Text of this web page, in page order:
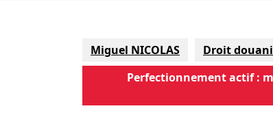
Miguel NICOLAS
Droit
Perfectionnement actif :